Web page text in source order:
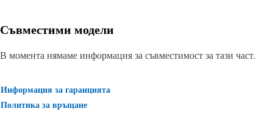
Съвместими модели
В момента нямаме информация за съвместимост за тази част.
Информация за гаранцията
Политика за връщане